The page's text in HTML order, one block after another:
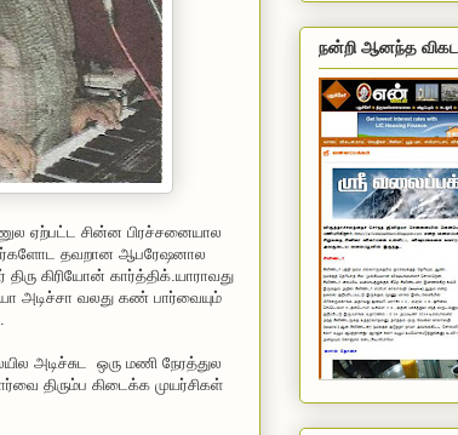
ஏற்பட்ட சின்ன பிரச்சனையால
தவறான ஆபரேஷனால
கிரியோன் கார்த்திக்.யாராவது
வலது கண் பார்வையும்
அடிச்சுட ஒரு மணி நேரத்துல
திரும்ப கிடைக்க முயர்சிகள்
நன்றி ஆனந்த